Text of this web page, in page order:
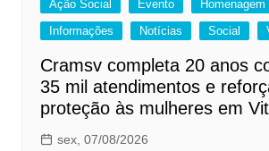
Ação Social Evento
Homenagem
Informações
Notícias Social
Cramsv completa 20 anos
35 mil atendimentos e
proteção às mulheres em
sex, 07/08/2026